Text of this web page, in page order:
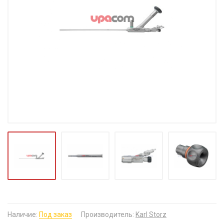
Наличие: Под заказ Производитель: Karl Storz